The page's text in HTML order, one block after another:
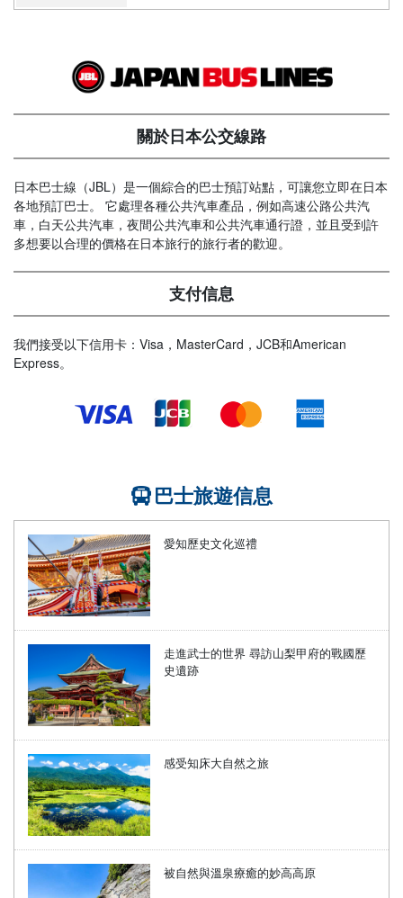
關於日本公交線路
日本巴士線（JBL）是一個綜合的巴士預訂站點，可讓您立即在日本
各地預訂巴士。 它處理各種公共汽車產品，例如高速公路公共汽
車，白天公共汽車，夜間公共汽車和公共汽車通行證，並且受到許
多想要以合理的價格在日本旅行的旅行者的歡迎。
支付信息
我們接受以下信用卡：Visa，MasterCard，JCB和American
Express。
巴士旅遊信息
愛知歷史文化巡禮
走進武士的世界 尋訪山梨甲府的戰國歷
史遺跡
感受知床大自然之旅
被自然與溫泉療癒的妙高高原